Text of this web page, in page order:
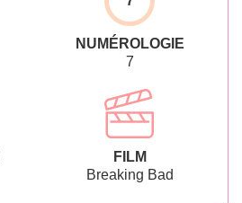
NUMÉROLOGIE
7
FILM
Breaking Bad